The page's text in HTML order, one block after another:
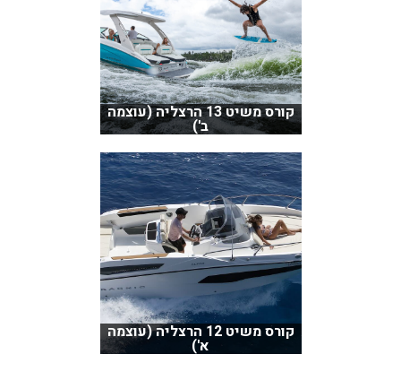
קורס משיט 13 הרצליה (עוצמה
ב')
קורס משיט 12 הרצליה (עוצמה
א')